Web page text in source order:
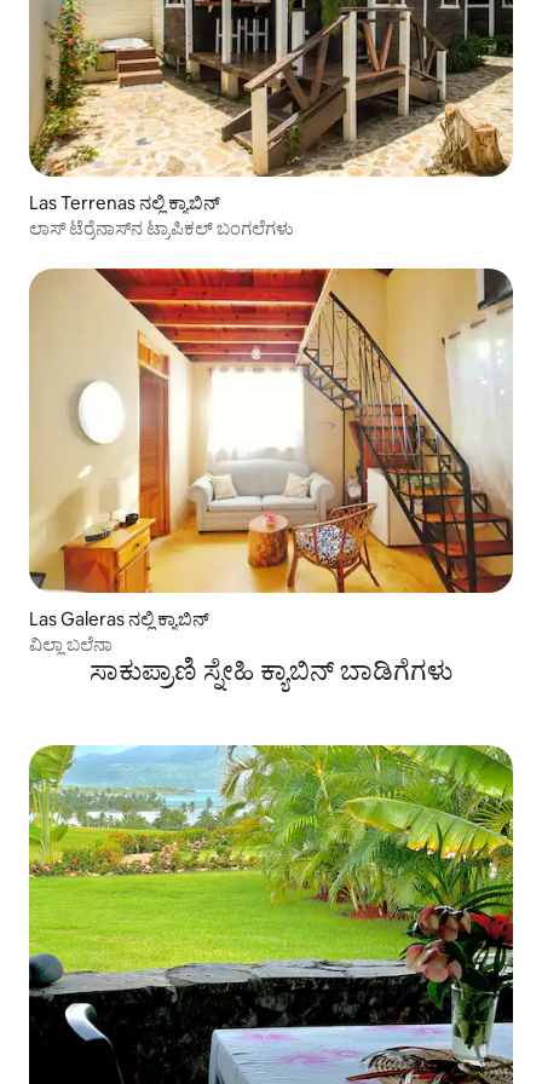
Las Terrenas ನಲ್ಲಿ ಕ್ಯಾಬಿನ್
ಲಾಸ್ ಟೆರ್ರೆನಾಸ್‌ನ ಟ್ರಾಪಿಕಲ್ ಬಂಗಲೆಗಳು
Las Galeras ನಲ್ಲಿ ಕ್ಯಾಬಿನ್
ವಿಲ್ಲಾ ಬಲೆನಾ
ಸಾಕುಪ್ರಾಣಿ ಸ್ನೇಹಿ ಕ್ಯಾಬಿನ್ ಬಾಡಿಗೆಗಳು